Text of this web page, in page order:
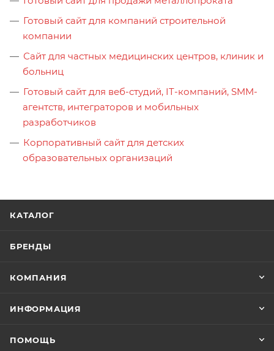
Готовый сайт для компаний строительной
компании
Сайт для частных медицинских центров, клиник и
больниц
Готовый сайт для веб-студий, IT-компаний, SMM-
агентств, интеграторов и мобильных
разработчиков
Корпоративный сайт для детских
образовательных организаций
КАТАЛОГ
БРЕНДЫ
КОМПАНИЯ
ИНФОРМАЦИЯ
ПОМОЩЬ